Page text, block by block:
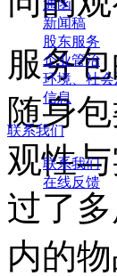
通函
新闻稿
股东服务
企业管治
环境、社
信息
联系我们
联系我们
在线反馈
服务
随身
观性
过了
内的